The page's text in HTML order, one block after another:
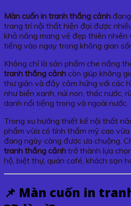
Màn cuốn in tranh thắng cảnh
trang trí nội thất hiện đại được
khả năng mang vẻ đẹp thiên nhiên
tiếng vào ngay trong không gian
Không chỉ là sản phẩm che nắng
tranh thắng cảnh còn giúp không
thư giãn và đầy cảm hứng với các
như biển xanh, núi non, thác nước,
danh nổi tiếng trong và ngoài nước.
Trong xu hướng thiết kế nội thất
phẩm vừa có tính thẩm mỹ cao
đang ngày càng được ưa chuộng.
tranh thắng cảnh trở thành lựa
hộ, biệt thự, quán café, khách sạn
📌 Màn cuốn in